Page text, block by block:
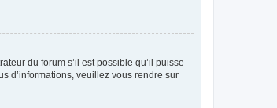
du forum s’il est possible qu’il puisse
d’informations, veuillez vous rendre sur